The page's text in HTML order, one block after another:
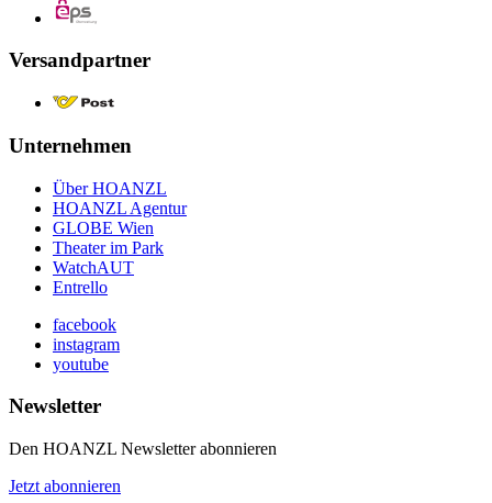
Versandpartner
Unternehmen
Über HOANZL
HOANZL Agentur
GLOBE Wien
Theater im Park
WatchAUT
Entrello
facebook
instagram
youtube
Newsletter
Den HOANZL Newsletter abonnieren
Jetzt abonnieren